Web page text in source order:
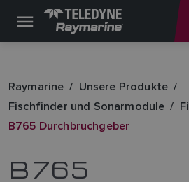
Raymarine
Unsere Produkte
Fischfinder und Sonarmodule
B765 Durchbruchgeber
B765